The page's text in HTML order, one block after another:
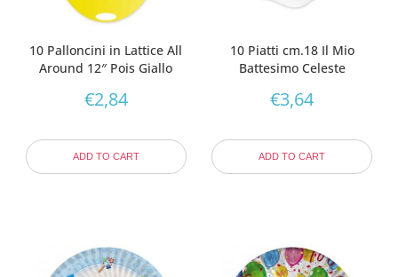
10 Palloncini in Lattice All
Around 12″ Pois Giallo
€2,84
ADD TO CART
10 Piatti cm.18 Il Mio
Battesimo Celeste
€3,64
ADD TO CART